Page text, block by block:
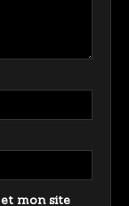
mon site